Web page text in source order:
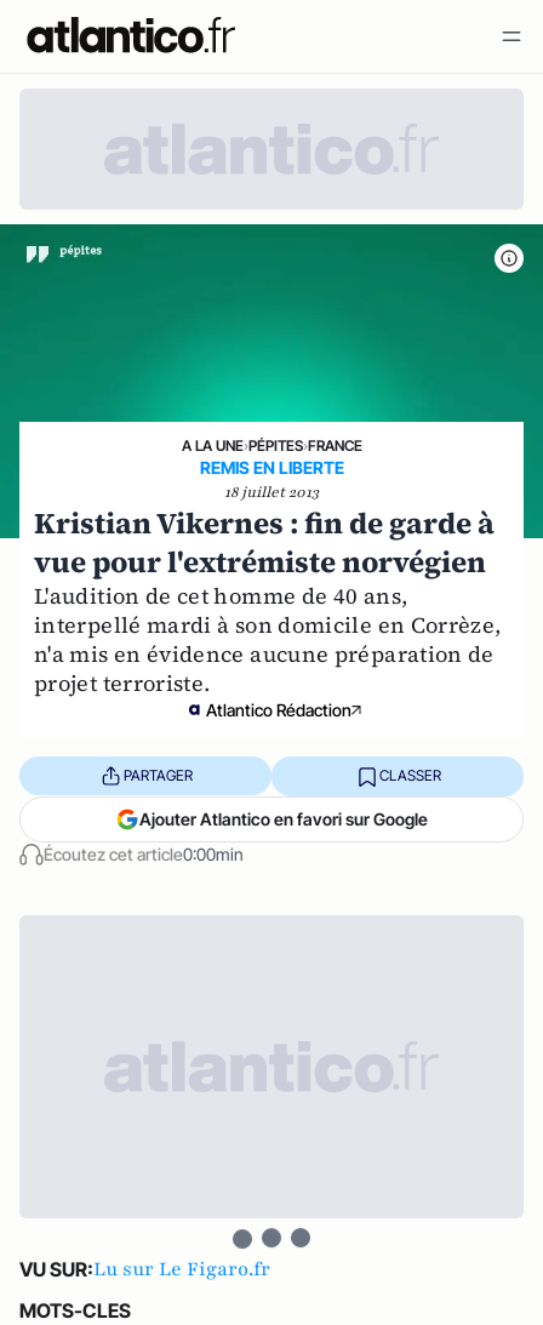
A LA UNE›PÉPITES›FRANCE
REMIS EN LIBERTE
18 juillet 2013
Kristian Vikernes : fin de garde à
vue pour l'extrémiste norvégien
L'audition de cet homme de 40 ans,
interpellé mardi à son domicile en Corrèze,
n'a mis en évidence aucune préparation de
projet terroriste.
Atlantico Rédaction
Écoutez cet article0:00min
PARTAGER CLASSER
Ajouter Atlantico en favori sur Google
VU SUR:Lu sur Le Figaro.fr
MOTS-CLES